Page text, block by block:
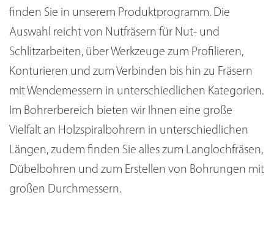
finden Sie in unserem Produktprogramm. Die
Auswahl reicht von Nutfräsern für Nut- und
Schlitzarbeiten, über Werkzeuge zum Profilieren,
Konturieren und zum Verbinden bis hin zu Fräsern
mit Wendemessern in unterschiedlichen Kategorien.
Im Bohrerbereich bieten wir Ihnen eine große
Vielfalt an Holzspiralbohrern in unterschiedlichen
Längen, zudem finden Sie alles zum Langlochfräsen,
Dübelbohren und zum Erstellen von Bohrungen mit
großen Durchmessern.